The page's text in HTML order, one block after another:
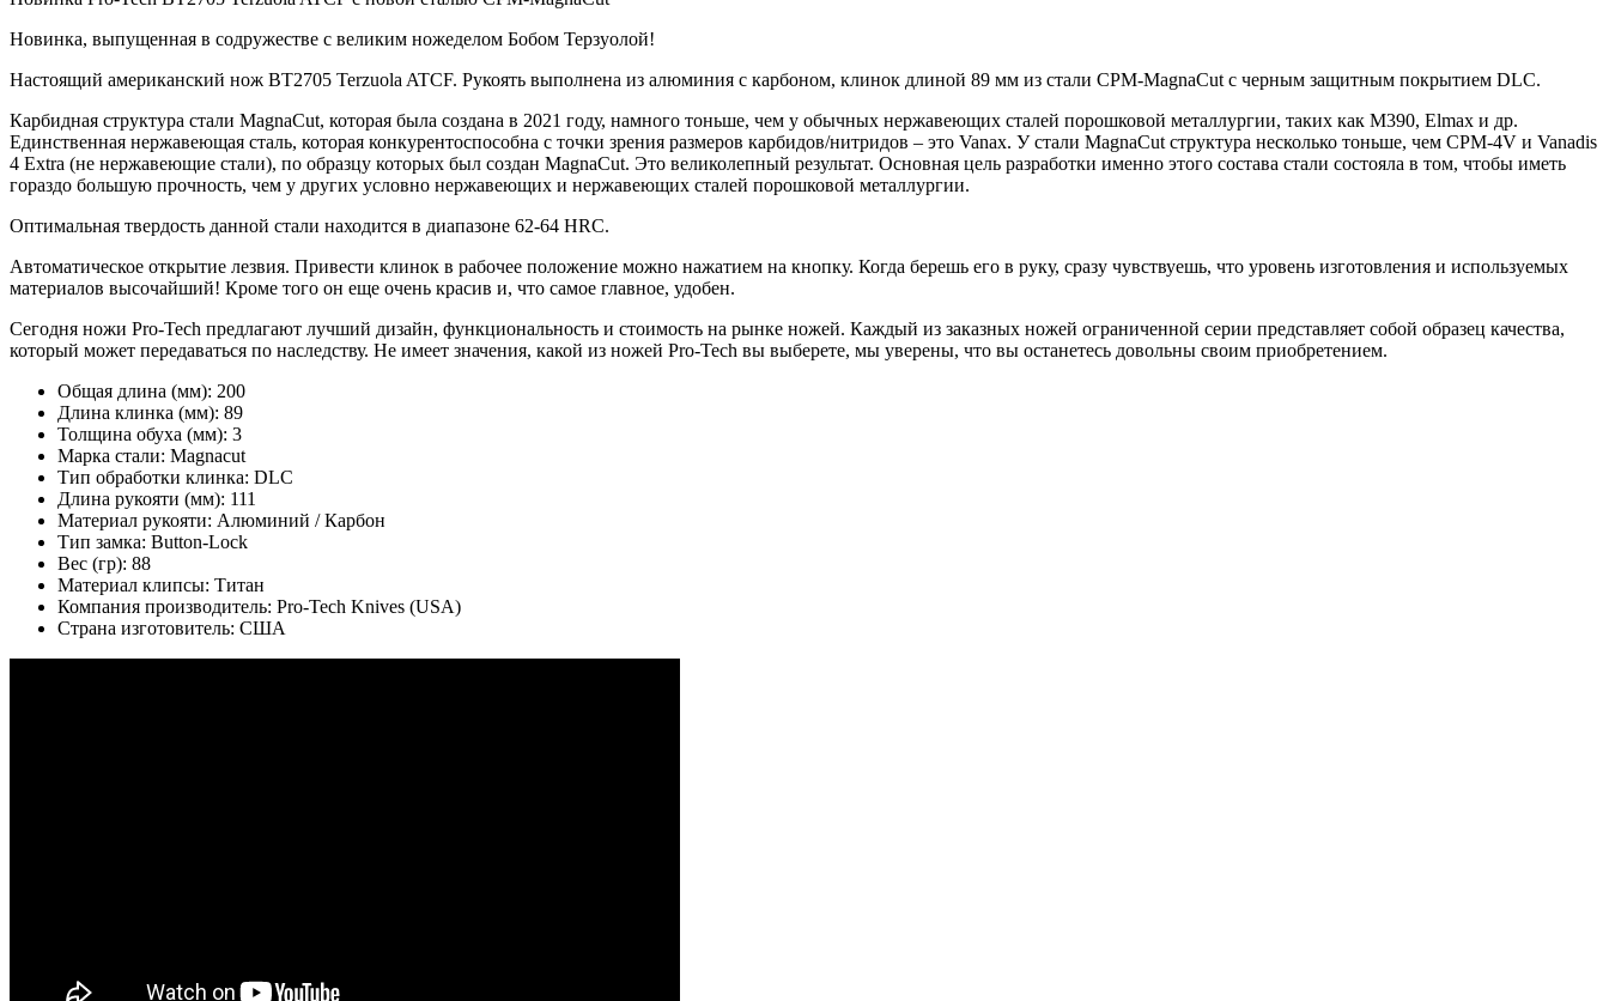
Новинка, выпущенная в содружестве с великим ножеделом Бобом Терзуолой!
Настоящий американский нож BT2705 Terzuola ATCF. Рукоять выполнена из алюминия с карбоном, клинок длиной 89 мм из стали CPM-MagnaCut с черным защитным покрытием DLC.
Карбидная структура стали MagnaCut, которая была создана в 2021 году, намного тоньше, чем у обычных нержавеющих сталей порошковой металлургии, таких как M390, Elmax и др.
Единственная нержавеющая сталь, которая конкурентоспособна с точки зрения размеров карбидов/нитридов – это Vanax. У стали MagnaCut структура несколько тоньше, чем CPM-4V и Vanadis
4 Extra (не нержавеющие стали), по образцу которых был создан MagnaCut. Это великолепный результат. Основная цель разработки именно этого состава стали состояла в том, чтобы иметь
гораздо большую прочность, чем у других условно нержавеющих и нержавеющих сталей порошковой металлургии.
Оптимальная твердость данной стали находится в диапазоне 62-64 HRC.
Автоматическое открытие лезвия. Привести клинок в рабочее положение можно нажатием на кнопку. Когда берешь его в руку, сразу чувствуешь, что уровень изготовления и используемых
материалов высочайший! Кроме того он еще очень красив и, что самое главное, удобен.
Сегодня ножи Pro-Tech предлагают лучший дизайн, функциональность и стоимость на рынке ножей. Каждый из заказных ножей ограниченной серии представляет собой образец качества,
который может передаваться по наследству. Не имеет значения, какой из ножей Pro-Tech вы выберете, мы уверены, что вы останетесь довольны своим приобретением.
Общая длина (мм): 200
Длина клинка (мм): 89
Толщина обуха (мм): 3
Марка стали: Magnacut
Тип обработки клинка: DLC
Длина рукояти (мм): 111
Материал рукояти: Алюминий / Карбон
Тип замка: Button-Lock
Вес (гр): 88
Материал клипсы: Титан
Компания производитель: Pro-Tech Knives (USA)
Страна изготовитель: США